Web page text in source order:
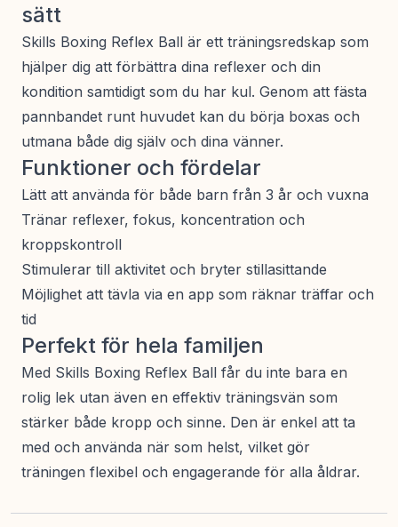
sätt
Skills Boxing Reflex Ball är ett träningsredskap som
hjälper dig att förbättra dina reflexer och din
kondition samtidigt som du har kul. Genom att fästa
pannbandet runt huvudet kan du börja boxas och
utmana både dig själv och dina vänner.
Funktioner och fördelar
Lätt att använda för både barn från 3 år och vuxna
Tränar reflexer, fokus, koncentration och
kroppskontroll
Stimulerar till aktivitet och bryter stillasittande
Möjlighet att tävla via en app som räknar träffar och
tid
Perfekt för hela familjen
Med Skills Boxing Reflex Ball får du inte bara en
rolig lek utan även en effektiv träningsvän som
stärker både kropp och sinne. Den är enkel att ta
med och använda när som helst, vilket gör
träningen flexibel och engagerande för alla åldrar.